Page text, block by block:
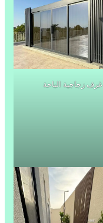
غرف زجاجية الباحة